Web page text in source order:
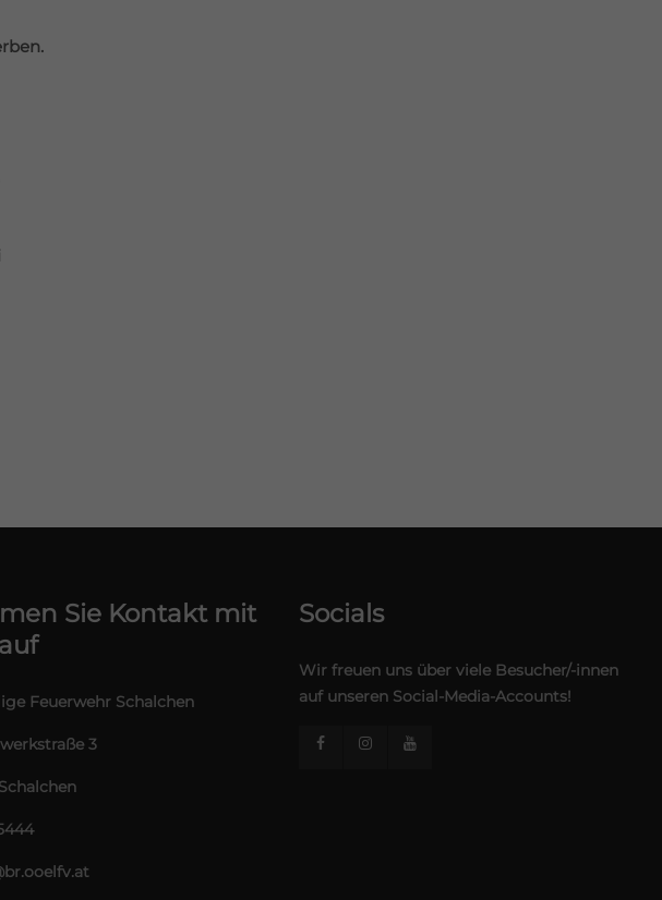
Sie Kontakt mit
Feuerwehr Schalchen
3
Socials
Wir freuen uns über viele Besucher/-innen
auf unseren Social-Media-Accounts!